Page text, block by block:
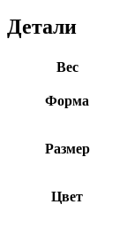
Детали
Вес
Форма
Размер
Цвет